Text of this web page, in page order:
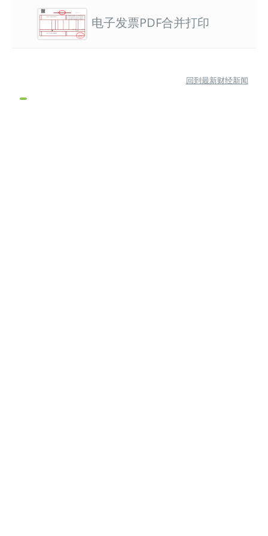
电子发票PDF合并打印
回到最新财经新闻